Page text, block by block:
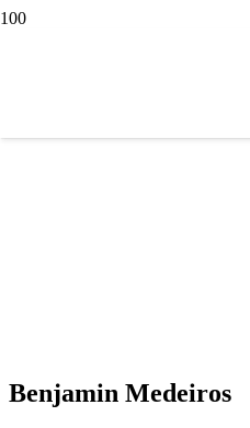
Benjamin Medeiros